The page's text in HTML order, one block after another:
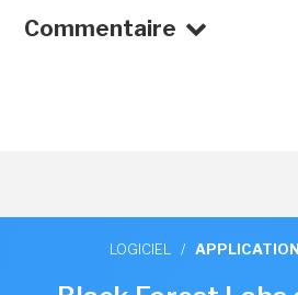
Commentaire
LOGICIEL /